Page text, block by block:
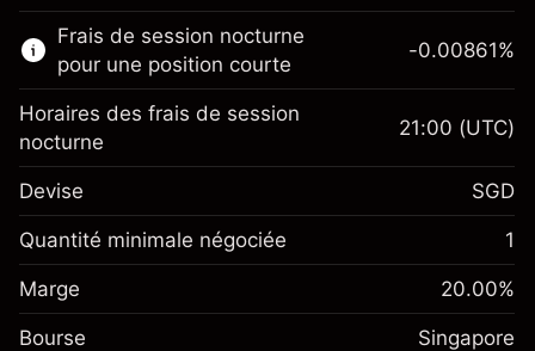
En savoir plus sur :
CFD
Marge. Votre
investissement
Ajustement des fonds
Frais sur la valeur totale de
la position
-0.013311 %
(-SGD 0.67)
Frais de session nocturne
pour une position courte
Marge. Votre
SGD 1,000.00
Ajustement des fonds
-0.00861%
Horaires des frais de session
nocturne
21:00 (UTC)
Devise SGD
Quantité minimale négociée 1
Marge 20.00%
Bourse Singapore